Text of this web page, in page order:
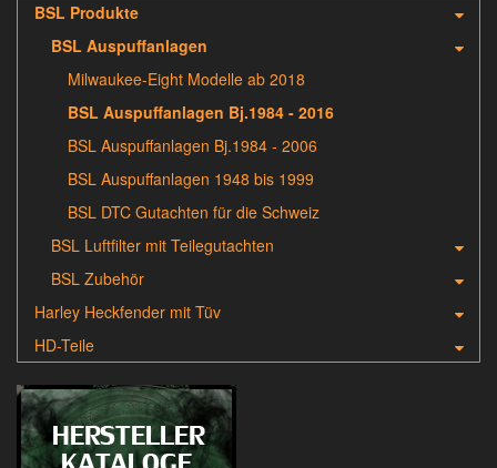
BSL Produkte
BSL Auspuffanlagen
Milwaukee-Eight Modelle ab 2018
BSL Auspuffanlagen Bj.1984 - 2016
BSL Auspuffanlagen Bj.1984 - 2006
BSL Auspuffanlagen 1948 bis 1999
BSL DTC Gutachten für die Schweiz
BSL Luftfilter mit Teilegutachten
BSL Zubehör
Harley Heckfender mit Tüv
HD-Teile